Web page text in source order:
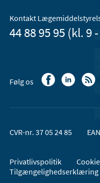
Kontakt
44 88 95 95 (kl. 9
Følg os
CVR-nr. 37 05 24 85
Privatlivspolitik
Tilgængelighedserklæring